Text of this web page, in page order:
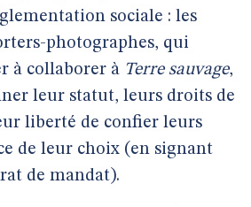
sociale : les
photographes, qui
à collaborer à Terre sauvage,
leur statut, leurs droits de
liberté de confier leurs
de leur choix (en signant
de mandat).